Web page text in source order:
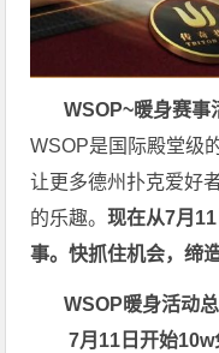
WSOP~暖身赛事
WSOP是国际殿堂级
让更多德州扑克爱好
的乐趣。现在从7月
事。快抓住机会，缔
WSOP暖身活动总
7月11日开始